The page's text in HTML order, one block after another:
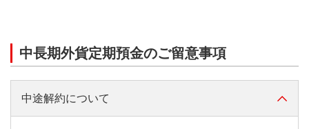
中長期外貨定期預金のご留意事項
中途解約について